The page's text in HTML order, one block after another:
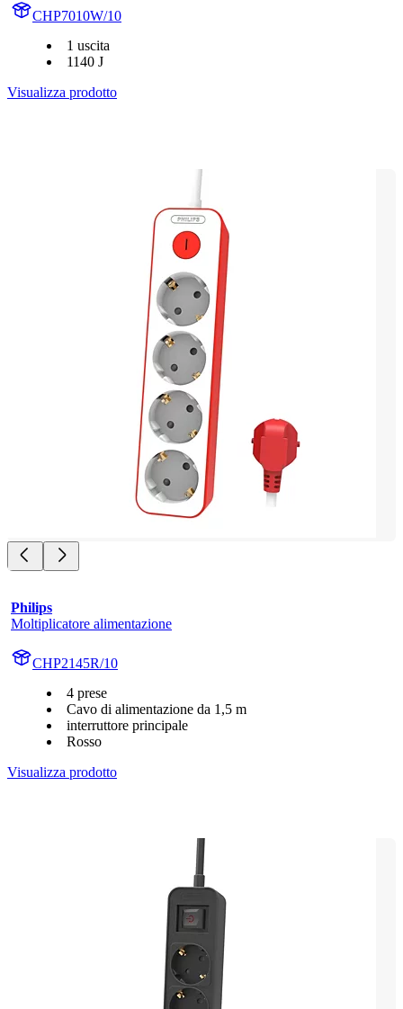
CHP7010W/10
1 uscita
1140 J
Visualizza prodotto
Philips
Moltiplicatore alimentazione
CHP2145R/10
4 prese
Cavo di alimentazione da 1,5 m
interruttore principale
Rosso
Visualizza prodotto